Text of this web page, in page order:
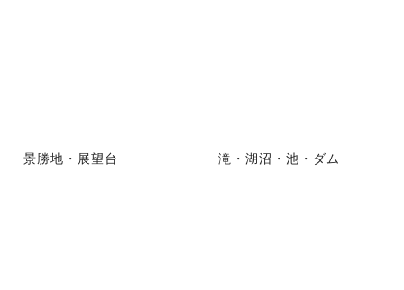
景勝地・展望台 滝・湖沼・池・ダム